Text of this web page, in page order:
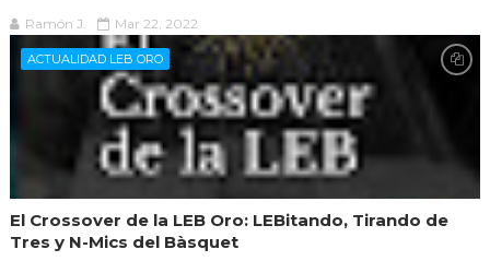
Ramón J. Mar 22, 2022
ACTUALIDAD LEB ORO
El Crossover de la LEB Oro: LEBitando, Tirando de
Tres y N-Mics del Bàsquet